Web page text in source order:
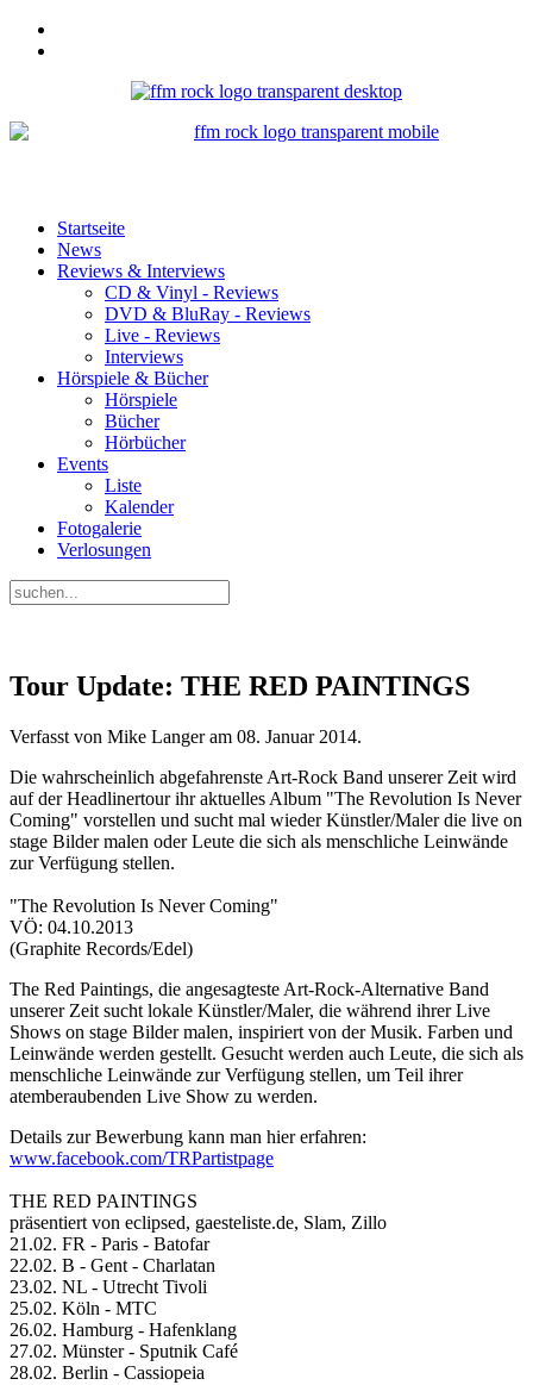
Startseite
News
Reviews & Interviews
CD & Vinyl - Reviews
DVD & BluRay - Reviews
Live - Reviews
Interviews
Hörspiele & Bücher
Hörspiele
Bücher
Hörbücher
Events
Liste
Kalender
Fotogalerie
Verlosungen
Tour Update: THE RED PAINTINGS
Verfasst von Mike Langer am 08. Januar 2014.
Die wahrscheinlich abgefahrenste Art-Rock Band unserer Zeit wird
auf der Headlinertour ihr aktuelles Album "The Revolution Is Never
Coming" vorstellen und sucht mal wieder Künstler/Maler die live on
stage Bilder malen oder Leute die sich als menschliche Leinwände
zur Verfügung stellen.
"The Revolution Is Never Coming"
VÖ: 04.10.2013
(Graphite Records/Edel)
The Red Paintings, die angesagteste Art-Rock-Alternative Band
unserer Zeit sucht lokale Künstler/Maler, die während ihrer Live
Shows on stage Bilder malen, inspiriert von der Musik. Farben und
Leinwände werden gestellt. Gesucht werden auch Leute, die sich als
menschliche Leinwände zur Verfügung stellen, um Teil ihrer
atemberaubenden Live Show zu werden.
Details zur Bewerbung kann man hier erfahren:
www.facebook.com/TRPartistpage
THE RED PAINTINGS
präsentiert von eclipsed, gaesteliste.de, Slam, Zillo
21.02. FR - Paris - Batofar
22.02. B - Gent - Charlatan
23.02. NL - Utrecht Tivoli
25.02. Köln - MTC
26.02. Hamburg - Hafenklang
27.02. Münster - Sputnik Café
28.02. Berlin - Cassiopeia